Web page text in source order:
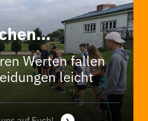
Werten fallen
leicht